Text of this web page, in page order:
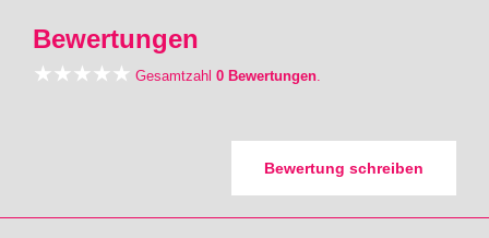
Bewertungen
Gesamtzahl 0 Bewertungen.
Bewertung schreiben